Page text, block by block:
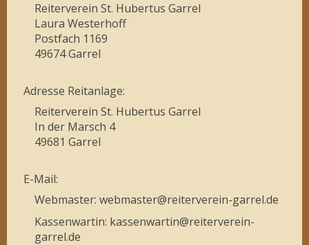
Reiterverein St. Hubertus Garrel
Laura Westerhoff
Postfach 1169
49674 Garrel
Adresse Reitanlage:
Reiterverein St. Hubertus Garrel
In der Marsch 4
49681 Garrel
E-Mail:
Webmaster: webmaster@reiterverein-garrel.de
Kassenwartin: kassenwartin@reiterverein-
garrel.de